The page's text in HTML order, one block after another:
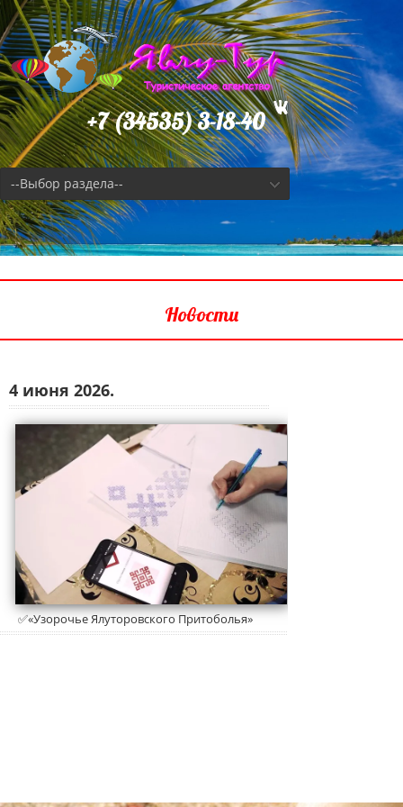
+7 (34535) 3-18-40
--Выбор раздела--
Новости
4 июня 2026.
✅«Узорочье Ялуторовского Притоболья»